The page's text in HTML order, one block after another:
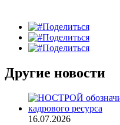
Поделиться
Поделиться
Поделиться
Другие новости
16.07.2026